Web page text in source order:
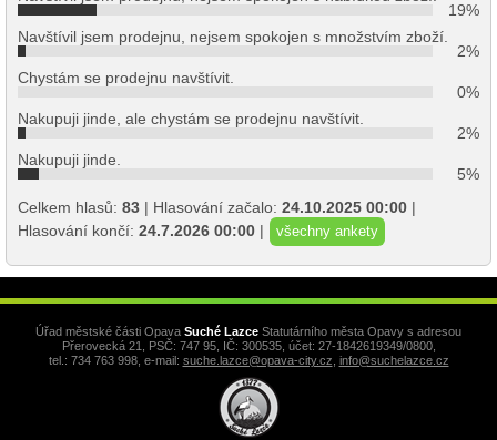
19%
Navštívil jsem prodejnu, nejsem spokojen s množstvím zboží.
2%
Chystám se prodejnu navštívit.
0%
Nakupuji jinde, ale chystám se prodejnu navštívit.
2%
Nakupuji jinde.
5%
Celkem hlasů: 83 | Hlasování začalo: 24.10.2025 00:00 |
Hlasování končí: 24.7.2026 00:00 | všechny ankety
Úřad městské části Opava Suché Lazce Statutárního města Opavy s adresou
Přerovecká 21, PSČ: 747 95, IČ: 300535, účet: 27-1842619349/0800,
tel.: 734 763 998, e-mail: suche.lazce@opava-city.cz info@suchelazce.cz